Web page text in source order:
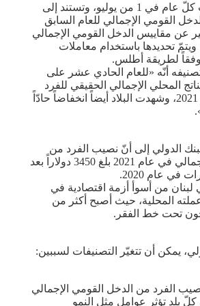
وتُحدَّث التصنيفات كلّ عام في 1 من يوليو، وتستند إلى
القومي الإجمالي للعام السابق
عن مقاييس الدخل القومي الإجمالي
ويتمّ ‏تحديدها باستخدام معاملات
وفقاً لطريقة أطلس.‏
أنّه «للعام الحادي عشر على
المحلي الإجمالي الحقيقي للفرد
في لبنان في عام 2021، وشهدت ‏البلاد أيضاً انخفاضاً حادّاً
الدولي إلى أنّ نصيب الفرد من
الدخل القومي ‏الإجمالي في عام 2021 بلغ 3450 دولاراً بعد
لبنان من أسوأ أزمة اقتصادية في
عملته المحلية، حيث أصبح أكثر من
تحت خط الفقر.
يمكن أن تتغيّر التصنيفات لسببين:‏
الفرد من الدخل القومي الإجمالي
بلد تؤثر عوامل مثل النمو